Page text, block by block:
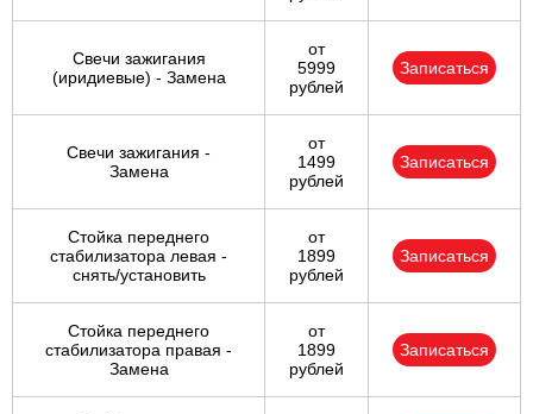
Свечи зажигания
(иридиевые) - Замена
от
5999
рублей
Записаться
Свечи зажигания -
Замена
от
1499
рублей
Записаться
Стойка переднего
стабилизатора левая -
снять/установить
от
1899
рублей
Записаться
Стойка переднего
стабилизатора правая -
Замена
от
1899
рублей
Записаться